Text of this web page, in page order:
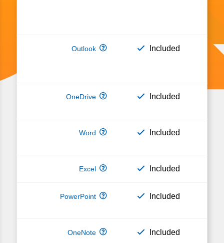
Included
Included
Included
Included
Included
Included